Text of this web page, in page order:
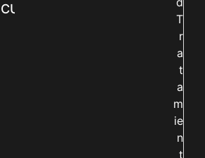
CUIDAN Y CREAN’
T
r
a
t
a
m
ie
n
t